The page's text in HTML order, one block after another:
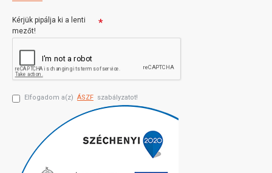
Kérjük pipálja ki a lenti
mezőt!
Elfogadom a(z) ÁSZF szabályzatot!